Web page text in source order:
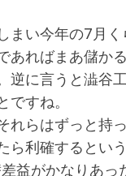
い今年の7月
ればまあ儲
に言うと澁谷
すね。
らはずっと持っ
利確するとい
益がかなりあ